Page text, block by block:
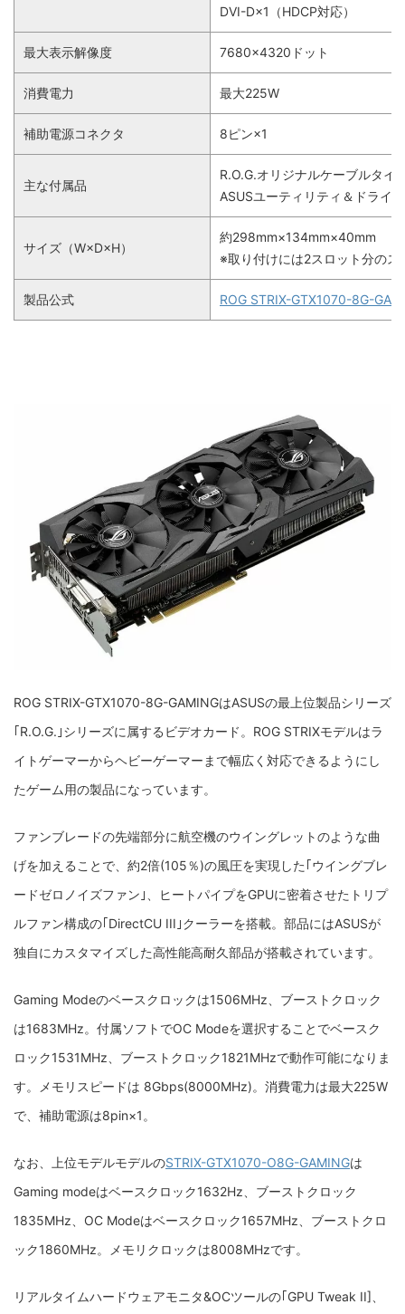
DVI-D×1（HDCP対応）
最大表示解像度 7680×4320ドット
消費電力 最大225W
補助電源コネクタ 8ピン×1
主な付属品
R.O.G.オリジナルケーブルタイ
ASUSユーティリティ＆ドライ
サイズ（W×D×H）
約298mm×134mm×40mm
※取り付けには2スロット分のス
製品公式 ROG STRIX-GTX1070-8G-
ROG STRIX-GTX1070-8G-GAMINGはASUSの最上位製品シリーズ
｢R.O.G.｣シリーズに属するビデオカード。ROG STRIXモデルはラ
イトゲーマーからヘビーゲーマーまで幅広く対応できるようにし
たゲーム用の製品になっています。
ファンブレードの先端部分に航空機のウイングレットのような曲
げを加えることで、約2倍(105％)の風圧を実現した｢ウイングブレ
ードゼロノイズファン｣、ヒートパイプをGPUに密着させたトリプ
ルファン構成の｢DirectCU III｣クーラーを搭載。部品にはASUSが
独自にカスタマイズした高性能高耐久部品が搭載されています。
Gaming Modeのベースクロックは1506MHz、ブーストクロック
は1683MHz。付属ソフトでOC Modeを選択することでベースク
ロック1531MHz、ブーストクロック1821MHzで動作可能になりま
す。メモリスピードは 8Gbps(8000MHz)。消費電力は最大225W
で、補助電源は8pin×1。
なお、上位モデルモデルのSTRIX-GTX1070-O8G-GAMINGは
Gaming modeはベースクロック1632Hz、ブーストクロック
1835MHz、OC Modeはベースクロック1657MHz、ブーストクロ
ック1860MHz。メモリクロックは8008MHzです。
リアルタイムハードウェアモニタ&OCツールの｢GPU Tweak II]、